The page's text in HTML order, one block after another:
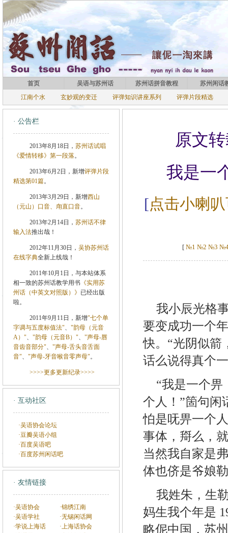
首页 吴语与苏州话 苏州话拼音教程
苏州闲话
江南个水
玄妙观的变迁 评弹知识讲座系列 评弹片段精选
· 公告栏
2013年8月18日， 苏州话试唱
《爱情转移》第一段落。
2013年6月2日，新增评弹片段
精选第01篇。
2013年3月29日，新增西山
（元山）口音、甪直口音。
2013年2月14日， 苏州话不律
输入法推出哉！
2012年11月30日， 吴协苏州话
在线字典全新上线哉！
2011年10月1日，与本站体系
相一致的苏州话教学用书 《实用苏
州话（中英文对照版）》 已经出版
啦。
2011年9月11日，新增"七个单
字调与五度标值法"、 "韵母（元音
A）"、 "韵母（元音B）"、 "声母-唇
音齿音部分"、 "声母-舌头音舌面
音"、 "声母-牙音喉音零声母"。
>>>>更多更新纪录>>>>
· 互动社区
·吴语协会论坛
·豆瓣吴语小组
·百度吴语吧
·百度苏州闲话吧
· 友情链接
·吴语协会
·锦绣江南
·吴语学社
·无锡闲话网
·学说上海话
·上海话协会
原文
我是一
[点击小喇
[ №1 №2 №3
我小辰光格
要变成功一个
快。“光阴似箭
话么说得真个
“我是一个畀
个人！”箇句闲
怕是呒畀一个
事体，搿么，
当然我自家是
体也侪是爷娘
我姓朱，生
妈生我个年是
略伲中国，苏